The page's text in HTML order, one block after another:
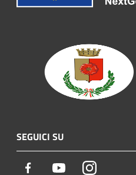
SEGUICI SU
Facebook YoutubeInstagram